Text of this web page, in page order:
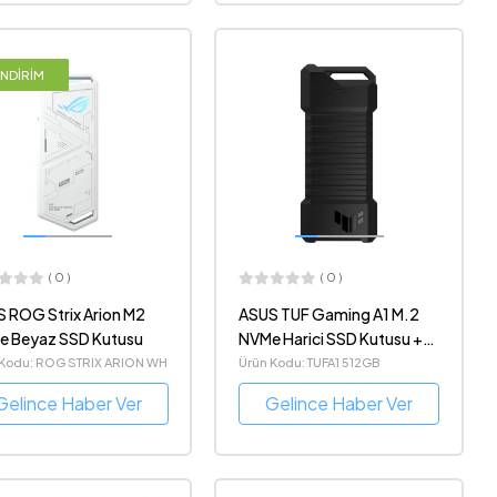
( 0 )
ROG Strix Arion M2
Beyaz SSD Kutusu
ROG STRIX ARION WH
Haber Ver
( 0 )
ASUS TUF Gaming A1 M.2
NVMe Harici SSD Kutusu +
Twin Moss 512GB M.2 NVMe
SSD
Ürün Kodu: TUFA1 512GB
Gelince Haber Ver